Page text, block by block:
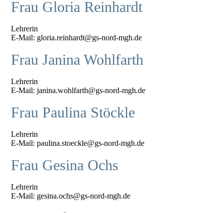
Frau Gloria Reinhardt
Lehrerin
E-Mail: gloria.reinhardt@gs-nord-mgh.de
Frau Janina Wohlfarth
Lehrerin
E-Mail: janina.wohlfarth@gs-nord-mgh.de
Frau Paulina Stöckle
Lehrerin
E-Mail: paulina.stoeckle@gs-nord-mgh.de
Frau Gesina Ochs
Lehrerin
E-Mail: gesina.ochs@gs-nord-mgh.de